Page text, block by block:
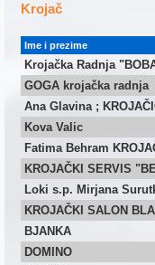
Krojač
Ime i prezime
Krojačka Radnja
GOGA krojačka radnja
Ana Glavina ;
Kova Valic
Fatima Behram
KROJAČKI SERVIS
Loki s.p. Mirjana
KROJAČKI SALON
BJANKA
DOMINO